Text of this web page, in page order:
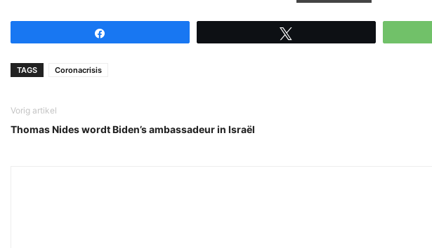
TAGS Coronacrisis
Vorig artikel
Thomas Nides wordt Biden’s ambassadeur in Israël